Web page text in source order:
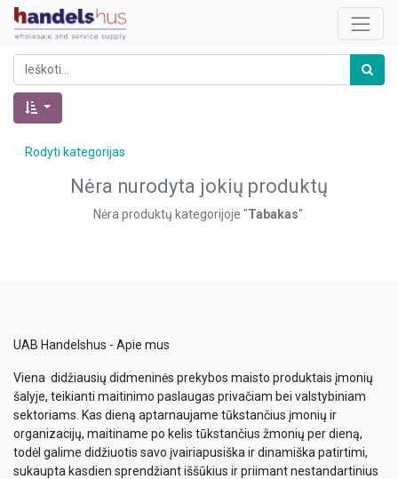
Rodyti kategorijas
Nėra nurodyta jokių produktų
Nėra produktų kategorijoje "Tabakas".
UAB Handelshus - Apie mus
Viena didžiausių didmeninės prekybos maisto produktais įmonių
šalyje, teikianti maitinimo paslaugas privačiam bei valstybiniam
sektoriams. Kas dieną aptarnaujame tūkstančius įmonių ir
organizacijų, maitiname po kelis tūkstančius žmonių per dieną,
todėl galime didžiuotis savo įvairiapusiška ir dinamiška patirtimi,
sukaupta kasdien sprendžiant iššūkius ir priimant nestandartinius